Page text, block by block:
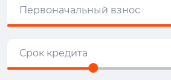
Первоначальный взнос
Срок кредита